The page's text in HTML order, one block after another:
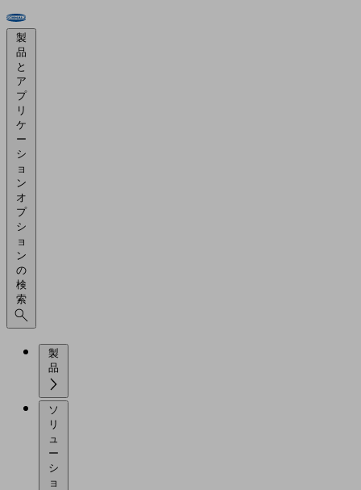
製
品
と
ア
プ
リ
ケ
ー
シ
ョ
ン
オ
プ
シ
ョ
ン
の
検
索
製
ソ
リ
ュ
ー
シ
ョ